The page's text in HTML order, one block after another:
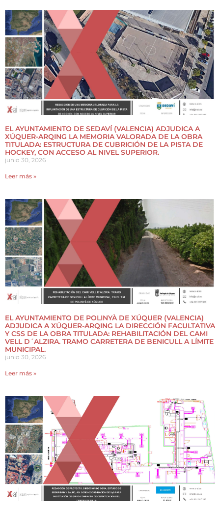
EL AYUNTAMIENTO DE SEDAVÍ (VALENCIA) ADJUDICA A
XÚQUER-ARQING LA MEMORIA VALORADA DE LA OBRA
TITULADA: ESTRUCTURA DE CUBRICIÓN DE LA PISTA DE
HOCKEY, CON ACCESO AL NIVEL SUPERIOR.
junio 30, 2026
Leer más »
EL AYUNTAMIENTO DE POLINYÀ DE XÚQUER (VALENCIA)
ADJUDICA A XÚQUER-ARQING LA DIRECCIÓN FACULTATIVA
Y CSS DE LA OBRA TITULADA: REHABILITACIÓN DEL CAMI
VELL D´ALZIRA. TRAMO CARRETERA DE BENICULL A LÍMITE
MUNICIPAL.
junio 30, 2026
Leer más »